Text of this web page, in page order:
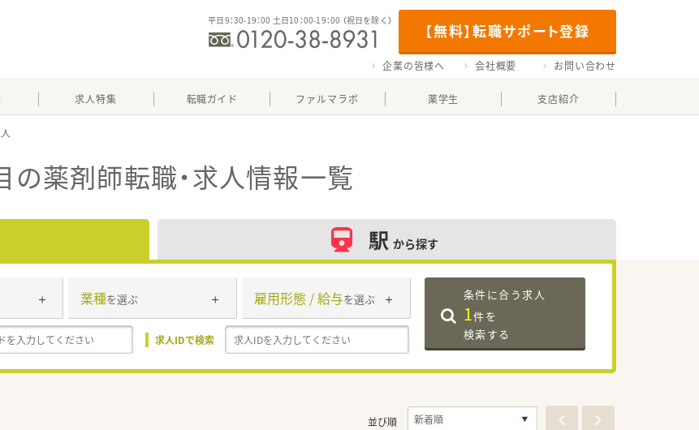
【無料】転職サポート登録
平日9：30-19：00 土日10：00-19：00 （祝日を除く）
企業の皆様へ 会社概要 お問い合わせ
求人特集 転職ガイド ファルマラボ 薬学生 支店紹介
の薬剤師転職・求人情報一覧
駅 から探す
業種を選ぶ 雇用形態 / 給与を選ぶ
求人IDで検索
条件に合う求人
1件を
検索する
並び順